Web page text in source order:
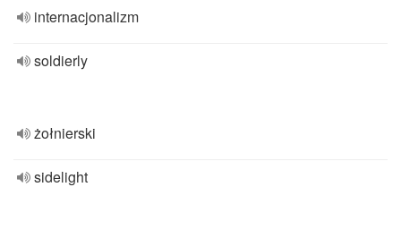
internacjonalizm
soldierly
żołnierski
sidelight